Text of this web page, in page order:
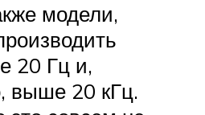
модели,
20 Гц и,
выше 20 кГц.